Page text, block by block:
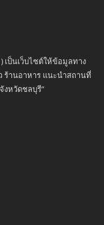
เป็นเว็บไซต์ให้ข้อมูลทาง
ร้านอาหาร แนะนำสถานที่
งหวัดชลบุรี”